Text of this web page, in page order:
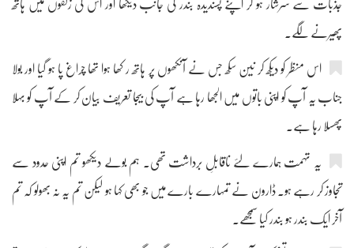
جذبات سے سرشار ہو کر اپنے پسندیدہ بندر کی جانب دیکھا اور اس کی زلفوں میں ہاتھ
پھیرنے لگے۔
اس منظر کو دیکھ کر نین سکھ جس نے آنکھوں پر ہاتھ ر کھا ہوا تھا چراغ پا ہو گیا اور بولا
جناب یہ آپ کو اپنی باتوں میں الجھا رہا ہے آپ کی بیجا تعریف بیان کر کے آپ کو بہلا
پھسلا رہا ہے۔
یہ تہمت ہمارے لئے ناقابلِ برداشت تھی۔ ہم بولے دیکھو تم اپنی حدود سے
تجاوز کر رہے ہو۔ ڈارون نے تمہارے بارے میں جو بھی کہا ہو لیکن تم یہ نہ بھولو کہ تم
آخر ایک بندر ہو بندر کیا سمجھے۔